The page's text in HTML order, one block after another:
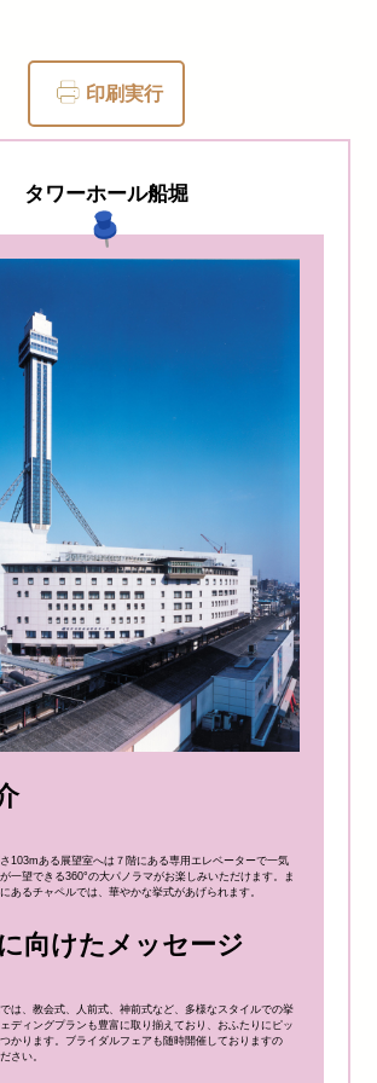
印刷実行
タワーホール船堀
103mある展望室へは７階にある専用エレベーターで一気
一望できる360°の大パノラマがお楽しみいただけます。ま
あるチャペルでは、華やかな挙式があげられます。
向けたメッセージ
は、教会式、人前式、神前式など、多様なスタイルでの挙
ディングプランも豊富に取り揃えており、おふたりにピッ
かります。ブライダルフェアも随時開催しておりますの
さい。